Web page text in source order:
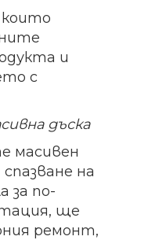
които
и
с
дъска
масивен
на
за по-
ще
ремонт,